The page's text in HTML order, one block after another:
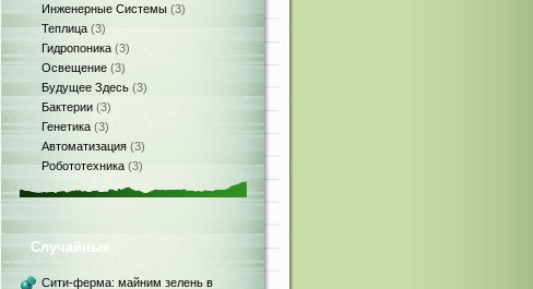
Инженерные Системы (3)
Теплица (3)
Гидропоника (3)
Освещение (3)
Будущее Здесь (3)
Бактерии (3)
Генетика (3)
Автоматизация (3)
Робототехника (3)
Случайные
Сити-ферма: майним зелень в